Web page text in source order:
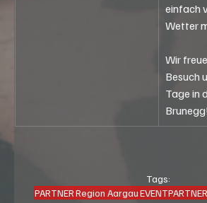
einfach
Wetter
Wir
Besuch
Tage in
Tags:
PARTNERRegion AargauEVENTPARTNER